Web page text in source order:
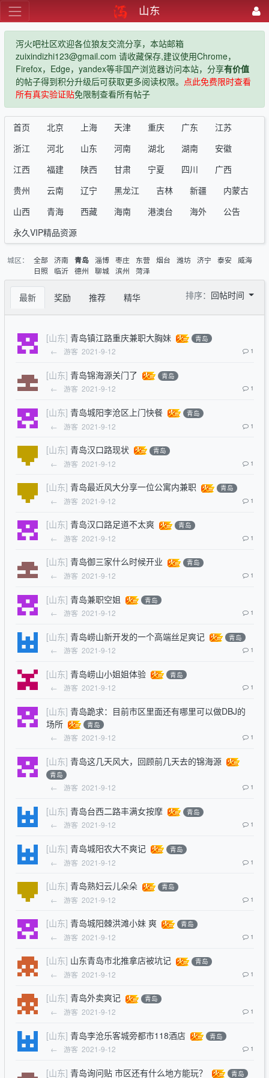
山东
泻火吧社区欢迎各位狼友交流分享，本站邮箱
zuixindizhi123@gmail.com 请收藏保存,建议使用Chrome，
Firefox，Edge，yandex等非国产浏览器访问本站，分享有价值
的帖子得到积分升级后可获取更多阅读权限。 点此免费限时查看
所有真实验证贴免限制查看所有帖子
首页 北京 上海 天津 重庆 广东
江苏
浙江
河北 山东 河南 湖北 湖南
安徽
江西
福建 陕西 甘肃 宁夏 四川
广西
贵州
云南 辽宁 黑龙江 吉林 新疆
内蒙古
山西
青海 西藏 海南 港澳台 海外
公告
永久VIP精品资源
城区： 全部 济南 青岛 淄博 枣庄 东营 烟台 潍坊 济宁 泰安
威海
日照
临沂 德州 聊城 滨州 菏泽
最新 奖励 推荐 精华 排序： 回帖时间
[山东] 青岛镇江路重庆兼职大胸妹 青岛
← 游客 2021-9-12 1
[山东] 青岛锦海源关门了 青岛
← 游客 2021-9-12 1
[山东] 青岛城阳李沧区上门快餐 青岛
← 游客 2021-9-12 1
[山东] 青岛汉口路现状 青岛
← 游客 2021-9-12 1
[山东] 青岛最近风大分享一位公寓内兼职 青岛
← 游客 2021-9-12 1
[山东] 青岛汉口路足道不太爽 青岛
← 游客 2021-9-12 1
[山东] 青岛御三家什么时候开业 青岛
← 游客 2021-9-12 1
[山东] 青岛兼职空姐 青岛
← 游客 2021-9-12 1
[山东] 青岛崂山新开发的一个高端丝足爽记 青岛
← 游客 2021-9-12 1
[山东] 青岛崂山小姐姐体验 青岛
← 游客 2021-9-12 1
[山东] 青岛跪求：目前市区里面还有哪里可以做DBJ的
场所
青岛
← 游客 2021-9-12 1
[山东] 青岛这几天风大，回顾前几天去的锦海源
青岛
← 游客 2021-9-12 1
[山东] 青岛台西二路丰满女按摩 青岛
← 游客 2021-9-12 1
[山东] 青岛城阳农大不爽记 青岛
← 游客 2021-9-12 1
[山东] 青岛熟妇云儿朵朵 青岛
← 游客 2021-9-12 1
[山东] 青岛城阳棘洪滩小妹 爽 青岛
← 游客 2021-9-12 1
[山东] 山东青岛市北推拿店被坑记 青岛
← 游客 2021-9-12 1
[山东] 青岛外卖爽记 青岛
← 游客 2021-9-12 1
[山东] 青岛李沧乐客城旁都市118酒店 青岛
← 游客 2021-9-12 1
[山东] 青岛询问贴 市区还有什么地方能玩？ 青岛